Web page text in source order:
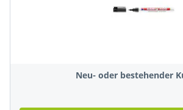
Neu- oder bestehender